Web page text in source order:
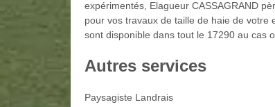
expérimentés, Elagueur CASSAGRAND
pour vos travaux de taille de haie de votre
sont disponible dans tout le 17290 au cas
Autres services
Paysagiste Landrais